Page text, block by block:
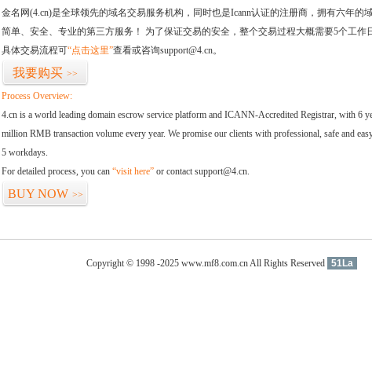
金名网(4.cn)是全球领先的域名交易服务机构，同时也是Icann认证的注册商，拥有六年
简单、安全、专业的第三方服务！ 为了保证交易的安全，整个交易过程大概需要5个工作
具体交易流程可“点击这里”查看或咨询support@4.cn。
我要购买 >>
Process Overview:
4.cn is a world leading domain escrow service platform and ICANN-Accredited Registrar, with 6
million RMB transaction volume every year. We promise our clients with professional, safe and
5 workdays.
For detailed process, you can “visit here” or contact support@4.cn.
BUY NOW >>
Copyright © 1998 -2025 www.mf8.com.cn All Rights Reserved 51La